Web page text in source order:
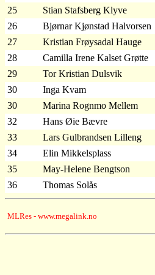
25
Stian Stafsberg Klyve
26
Bjørnar Kjønstad Halvorsen
27
Kristian Frøysadal Hauge
28
Camilla Irene Kalset Grøtte
29
Tor Kristian Dulsvik
30
Inga Kvam
30
Marina Rognmo Mellem
32
Hans Øie Bævre
33
Lars Gulbrandsen Lilleng
34
Elin Mikkelsplass
35
May-Helene Bengtson
36
Thomas Solås
MLRes - www.megalink.no